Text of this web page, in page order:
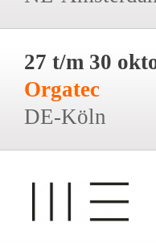
27 t/m 30
Orgatec
DE-Köln